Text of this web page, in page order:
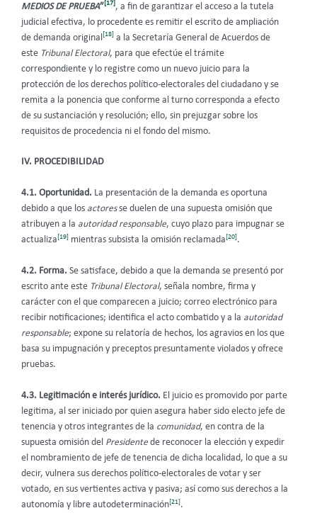
MEDIOS DE PRUEBA”[17], a fin de garantizar el acceso a la tutela
judicial efectiva, lo procedente es remitir el escrito de ampliación
de demanda original
[18] a la Secretaría General de Acuerdos de
este Tribunal Electoral, para que efectúe el trámite
correspondiente y lo registre como un nuevo juicio para la
protección de los derechos político-electorales del ciudadano y se
remita a la ponencia que conforme al turno corresponda a efecto
de su sustanciación y resolución; ello, sin prejuzgar sobre los
requisitos de procedencia ni el fondo del mismo.
IV. PROCEDIBILIDAD
4.1. Oportunidad. La presentación de la demanda es oportuna
debido a que los actoresse duelen de una supuesta omisión que
atribuyen a la autoridad responsable, cuyo plazo para impugnar se
actualiza[19] mientras subsista la omisión reclamada[20].
4.2. Forma. Se satisface, debido a que la demanda se presentó por
escrito ante este Tribunal Electoral, señala nombre, firma y
carácter con el que comparecen a juicio; correo electrónico para
recibir notificaciones; identifica el acto combatido y a la autoridad
responsable; expone su relatoría de hechos, los agravios en los que
basa su impugnación y preceptos presuntamente violados y ofrece
pruebas.
4.3. Legitimación e interés jurídico. El juicio es promovido por parte
legitima, al ser iniciado por quien asegura haber sido electo jefe de
tenencia y otros integrantes de la comunidad, en contra de la
supuesta omisión del Presidentede reconocer la elección y expedir
el nombramiento de jefe de tenencia de dicha localidad, lo que a su
decir, vulnera sus derechos político-electorales de votar y ser
votado, en sus vertientes activa y pasiva; así como sus derechos a la
autonomía y libre autodeterminación[21].